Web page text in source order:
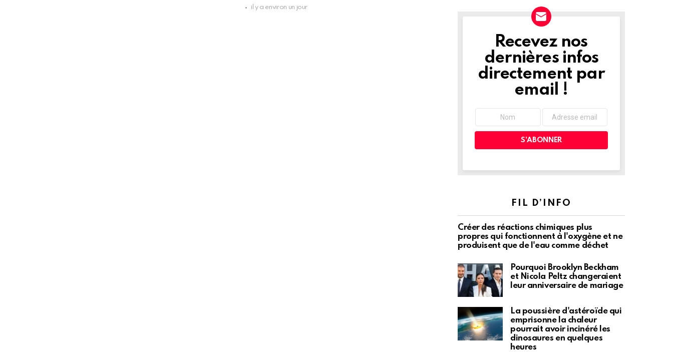
il y a environ un jour
NEWSLETTER
Recevez nos
dernières infos
directement par
email !
FIL D’INFO
Créer des réactions chimiques plus
propres qui fonctionnent à l'oxygène et ne
produisent que de l'eau comme déchet
Pourquoi Brooklyn Beckham
et Nicola Peltz changeraient
leur anniversaire de mariage
La poussière d'astéroïde qui
emprisonne la chaleur
pourrait avoir incinéré les
dinosaures en quelques
heures